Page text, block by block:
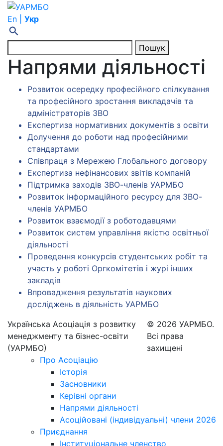
En | Укр
Пошук
Напрями діяльності
Розвиток осередку професійного спілкування
та професійного зростання викладачів та
адміністраторів ЗВО
Експертиза нормативних документів з освіти
Долучення до роботи над професійними
стандартами
Співпраця з Мережею Глобального договору
Експертиза нефінансових звітів компаній
Підтримка заходів ЗВО-членів УАРМБО
Розвиток інформаційного ресурсу для ЗВО-
членів УАРМБО
Розвиток взаємодії з роботодавцями
Розвиток систем управління якістю освітньої
діяльності
Проведення конкурсів студентських робіт та
участь у роботі Оргкомітетів і журі інших
закладів
Впровадження результатів наукових
досліджень в діяльність УАРМБО
Українська Асоціація з розвитку
менеджменту та бізнес-освіти
(УАРМБО)
© 2026 УАРМБО.
Всі права
захищені
Про Асоціацію
Історія
Засновники
Керівні органи
Напрями діяльності
Асоційовані (індивідуальні) члени 2026
Приєднання
Інституціональне членство